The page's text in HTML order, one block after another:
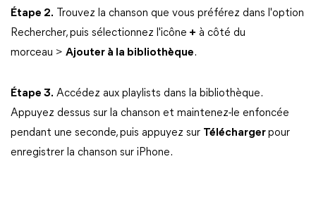
Étape 2. Trouvez la chanson que vous préférez dans l'option
Rechercher, puis sélectionnez l'icône + à côté du
morceau > Ajouter à la bibliothèque.
Étape 3. Accédez aux playlists dans la bibliothèque.
Appuyez dessus sur la chanson et maintenez-le enfoncée
pendant une seconde, puis appuyez sur Téléchargerpour
enregistrer la chanson sur iPhone.